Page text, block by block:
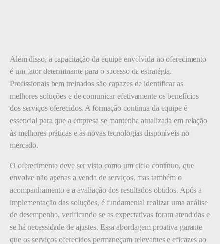
Além disso, a capacitação da equipe envolvida no oferecimento
é um fator determinante para o sucesso da estratégia.
Profissionais bem treinados são capazes de identificar as
melhores soluções e de comunicar efetivamente os benefícios
dos serviços oferecidos. A formação contínua da equipe é
essencial para que a empresa se mantenha atualizada em relação
às melhores práticas e às novas tecnologias disponíveis no
mercado.
O oferecimento deve ser visto como um ciclo contínuo, que
envolve não apenas a venda de serviços, mas também o
acompanhamento e a avaliação dos resultados obtidos. Após a
implementação das soluções, é fundamental realizar uma análise
de desempenho, verificando se as expectativas foram atendidas e
se há necessidade de ajustes. Essa abordagem proativa garante
que os serviços oferecidos permaneçam relevantes e eficazes ao